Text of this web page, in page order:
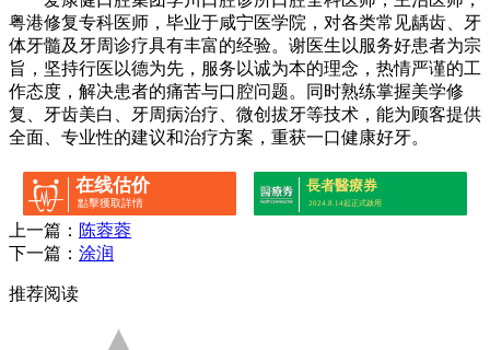
粤港修复专科医师，毕业于咸宁医学院，对各类常见龋齿、牙
体牙髓及牙周诊疗具有丰富的经验。谢医生以服务好患者为宗
旨，坚持行医以德为先，服务以诚为本的理念，热情严谨的工
作态度，解决患者的痛苦与口腔问题。同时熟练掌握美学修
复、牙齿美白、牙周病治疗、微创拔牙等技术，能为顾客提供
全面、专业性的建议和治疗方案，重获一口健康好牙。
在线估价
點擊獲取詳情
長者醫療券
2024.8.14起正式啟用
上一篇： 陈蓉蓉
下一篇： 涂润
推荐阅读